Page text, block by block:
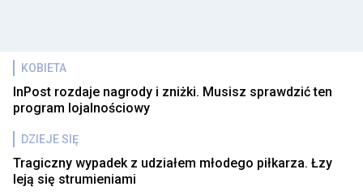
KOBIETA
InPost rozdaje nagrody i zniżki. Musisz sprawdzić ten
program lojalnościowy
DZIEJE SIĘ
Tragiczny wypadek z udziałem młodego piłkarza. Łzy
leją się strumieniami